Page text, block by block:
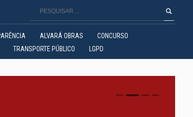
ALVARÁ OBRAS
CONCURSO
TRANSPORTE PÚBLICO LGPD
0 1 2